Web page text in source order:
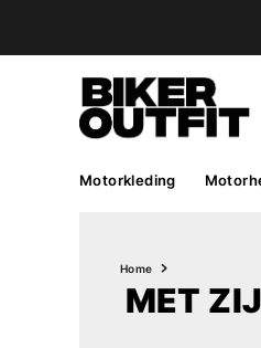
Motorkleding
Home
MET